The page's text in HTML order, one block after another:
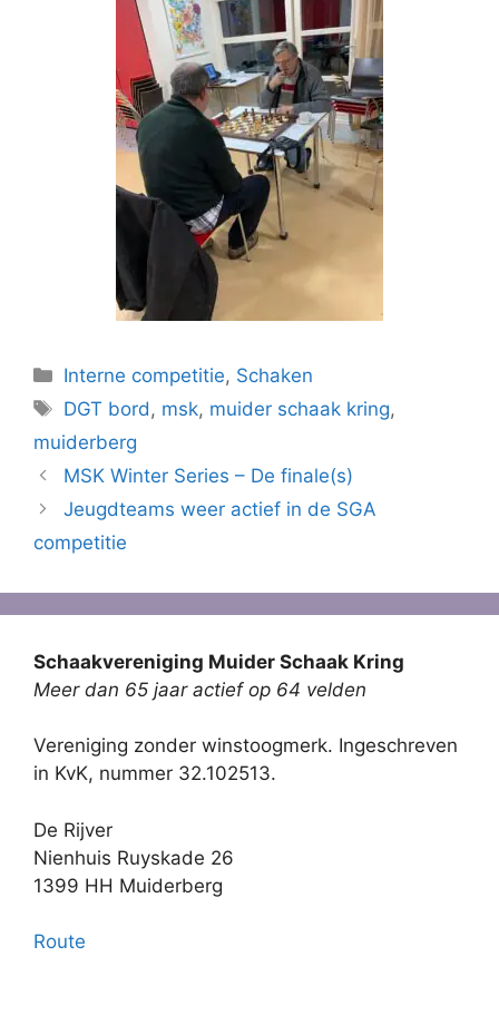
Categorieën
Interne competitie, Schaken
Tags
DGT bord , msk, muider schaak kring,
muiderberg
MSK Winter Series – De finale(s)
Jeugdteams weer actief in de SGA
competitie
Schaakvereniging Muider Schaak Kring
Meer dan 65 jaar actief op 64 velden
Vereniging zonder winstoogmerk. Ingeschreven
in KvK, nummer 32.102513.
De Rijver
Nienhuis Ruyskade 26
1399 HH Muiderberg
Route